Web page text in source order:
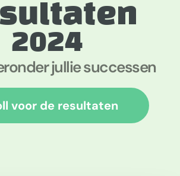
2024
jullie successen
voor de resultaten